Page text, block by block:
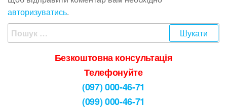
авторизуватись.
Безкоштовна консультація
Телефонуйте
(097) 000-46-71
(099) 000-46-71